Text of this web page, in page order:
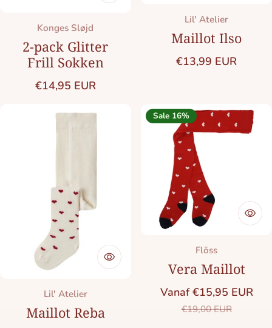
Merk:
Konges Sløjd
2-pack Glitter
Frill Sokken
Normale prijs
€14,95 EUR
Merk:
Lil' Atelier
Maillot Ilso
Normale prijs
€13,99 EUR
Merk:
Lil' Atelier
Maillot Reba
Sale 16%
Merk:
Flöss
Vera Maillot
Saleprijs
Vanaf €15,95 EUR
Normale
€19,00 EUR